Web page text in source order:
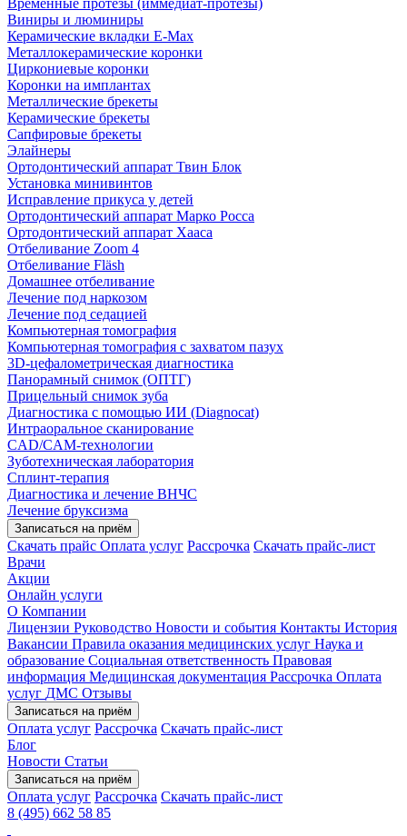
Временные протезы (иммедиат-протезы)
Виниры и люминиры
Керамические вкладки E-Max
Металлокерамические коронки
Циркониевые коронки
Коронки на имплантах
Металлические брекеты
Керамические брекеты
Сапфировые брекеты
Элайнеры
Ортодонтический аппарат Твин Блок
Установка минивинтов
Исправление прикуса у детей
Ортодонтический аппарат Марко Росса
Ортодонтический аппарат Хааса
Отбеливание Zoom 4
Отбеливание Fläsh
Домашнее отбеливание
Лечение под наркозом
Лечение под седацией
Компьютерная томография
Компьютерная томография с захватом пазух
3D-цефалометрическая диагностика
Панорамный снимок (ОПТГ)
Прицельный снимок зуба
Диагностика с помощью ИИ (Diagnocat)
Интраоральное сканирование
CAD/CAM-технологии
Зуботехническая лаборатория
Сплинт-терапия
Диагностика и лечение ВНЧС
Лечение бруксизма
Записаться на приём
Скачать прайс Оплата услуг Рассрочка Скачать прайс-лист
Врачи
Акции
Онлайн услуги
О Компании
Лицензии Руководство Новости и события Контакты История
Вакансии Правила оказания медицинских услуг Наука и
образование Социальная ответственность Правовая
информация Медицинская документация Рассрочка Оплата
услуг ДМС Отзывы
Записаться на приём
Оплата услуг Рассрочка Скачать прайс-лист
Блог
Новости Статьи
Записаться на приём
Оплата услуг Рассрочка Скачать прайс-лист
8 (495) 662 58 85